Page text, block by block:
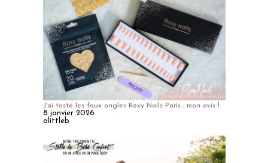
J'ai testé les faux ongles Roxy Nails Paris : mon avis !
8 janvier 2026
alittleb